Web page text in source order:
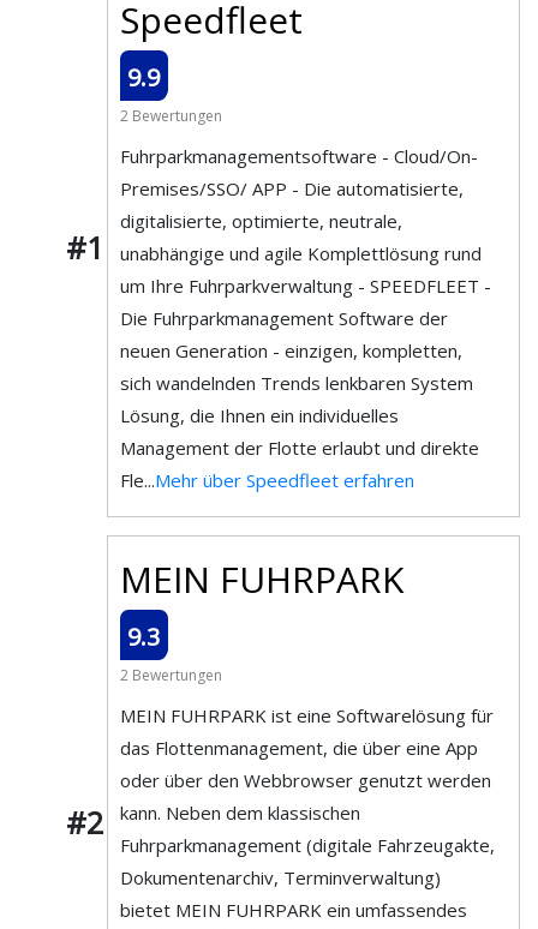
#1
Speedfleet
9.9
2 Bewertungen
Fuhrparkmanagementsoftware - Cloud/On-
Premises/SSO/ APP - Die automatisierte,
digitalisierte, optimierte, neutrale,
unabhängige und agile Komplettlösung rund
um Ihre Fuhrparkverwaltung - SPEEDFLEET -
Die Fuhrparkmanagement Software der
neuen Generation - einzigen, kompletten,
sich wandelnden Trends lenkbaren System
Lösung, die Ihnen ein individuelles
Management der Flotte erlaubt und direkte
Fle...Mehr über Speedfleet erfahren
#2
MEIN FUHRPARK
9.3
2 Bewertungen
MEIN FUHRPARK ist eine Softwarelösung für
das Flottenmanagement, die über eine App
oder über den Webbrowser genutzt werden
kann. Neben dem klassischen
Fuhrparkmanagement (digitale Fahrzeugakte,
Dokumentenarchiv, Terminverwaltung)
bietet MEIN FUHRPARK ein umfassendes